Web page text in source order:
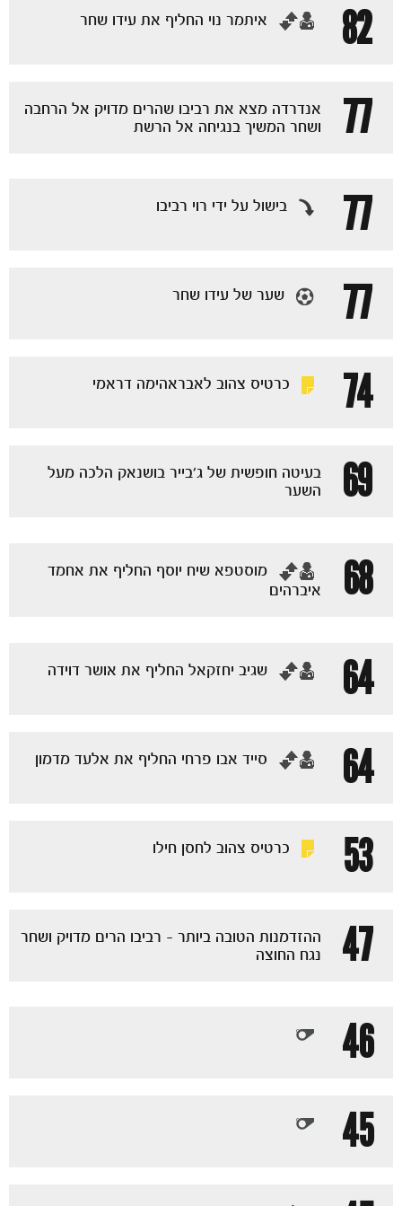
ותוצאות
82 ‏איתמר נוי החליף את עידו שחר
77
אנדרדה מצא את רביבו שהרים מדויק אל הרחבה
ושחר המשיך בנגיחה אל הרשת
77 בישול על ידי רוי רביבו
77 שער של עידו שחר
74 כרטיס צהוב לאבראהימה דראמי
69
בעיטה חופשית של ג׳בייר בושנאק הלכה מעל
השער
68
‏מוסטפא שיח יוסף החליף את אחמד
איברהים
64 ‏שגיב יחזקאל החליף את אושר דוידה
64 ‏סייד אבו פרחי החליף את אלעד מדמון
53 כרטיס צהוב לחסן חילו
47
ההזדמנות הטובה ביותר - רביבו הרים מדויק ושחר
נגח החוצה
46
45